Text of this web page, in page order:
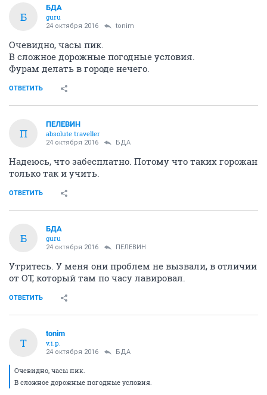
Б
БДА
guru
24 октября 2016 tonim
Очевидно, часы пик.
В сложное дорожные погодные условия.
Фурам делать в городе нечего.
ОТВЕТИТЬ
П
ПЕЛЕВИН
absolute traveller
24 октября 2016 БДА
Надеюсь, что забесплатно. Потому что таких горожан
только так и учить.
ОТВЕТИТЬ
Б
БДА
guru
24 октября 2016 ПЕЛЕВИН
Утритесь. У меня они проблем не вызвали, в отличии
от ОТ, который там по часу лавировал.
ОТВЕТИТЬ
T
tonim
v.i.p.
24 октября 2016 БДА
Очевидно, часы пик.
В сложное дорожные погодные условия.